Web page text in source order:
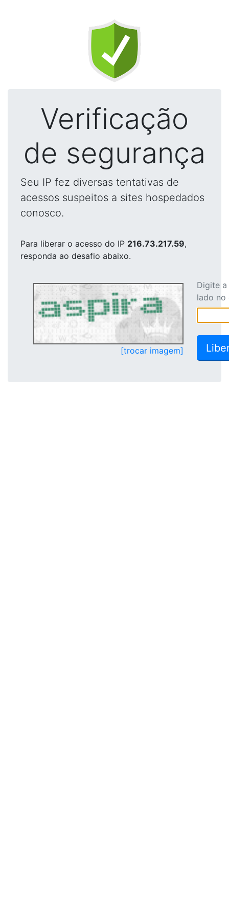
Verificação
de segurança
Seu IP fez diversas tentativas de
acessos suspeitos a sites hospedados
conosco.
Para liberar o acesso do IP 216.73.217.59,
responda ao desafio abaixo.
[trocar imagem]
Digite
lado no